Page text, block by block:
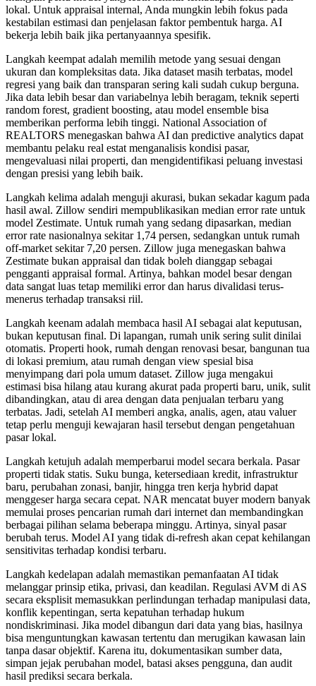
lokal. Untuk appraisal internal, Anda mungkin lebih fokus pada
kestabilan estimasi dan penjelasan faktor pembentuk harga. AI
bekerja lebih baik jika pertanyaannya spesifik.
Langkah keempat adalah memilih metode yang sesuai dengan
ukuran dan kompleksitas data. Jika dataset masih terbatas, model
regresi yang baik dan transparan sering kali sudah cukup berguna.
Jika data lebih besar dan variabelnya lebih beragam, teknik seperti
random forest, gradient boosting, atau model ensemble bisa
memberikan performa lebih tinggi. National Association of
REALTORS menegaskan bahwa AI dan predictive analytics dapat
membantu pelaku real estat menganalisis kondisi pasar,
mengevaluasi nilai properti, dan mengidentifikasi peluang investasi
dengan presisi yang lebih baik.
Langkah kelima adalah menguji akurasi, bukan sekadar kagum pada
hasil awal. Zillow sendiri mempublikasikan median error rate untuk
model Zestimate. Untuk rumah yang sedang dipasarkan, median
error rate nasionalnya sekitar 1,74 persen, sedangkan untuk rumah
off-market sekitar 7,20 persen. Zillow juga menegaskan bahwa
Zestimate bukan appraisal dan tidak boleh dianggap sebagai
pengganti appraisal formal. Artinya, bahkan model besar dengan
data sangat luas tetap memiliki error dan harus divalidasi terus-
menerus terhadap transaksi riil.
Langkah keenam adalah membaca hasil AI sebagai alat keputusan,
bukan keputusan final. Di lapangan, rumah unik sering sulit dinilai
otomatis. Properti hook, rumah dengan renovasi besar, bangunan tua
di lokasi premium, atau rumah dengan view spesial bisa
menyimpang dari pola umum dataset. Zillow juga mengakui
estimasi bisa hilang atau kurang akurat pada properti baru, unik, sulit
dibandingkan, atau di area dengan data penjualan terbaru yang
terbatas. Jadi, setelah AI memberi angka, analis, agen, atau valuer
tetap perlu menguji kewajaran hasil tersebut dengan pengetahuan
pasar lokal.
Langkah ketujuh adalah memperbarui model secara berkala. Pasar
properti tidak statis. Suku bunga, ketersediaan kredit, infrastruktur
baru, perubahan zonasi, banjir, hingga tren kerja hybrid dapat
menggeser harga secara cepat. NAR mencatat buyer modern banyak
memulai proses pencarian rumah dari internet dan membandingkan
berbagai pilihan selama beberapa minggu. Artinya, sinyal pasar
berubah terus. Model AI yang tidak di-refresh akan cepat kehilangan
sensitivitas terhadap kondisi terbaru.
Langkah kedelapan adalah memastikan pemanfaatan AI tidak
melanggar prinsip etika, privasi, dan keadilan. Regulasi AVM di AS
secara eksplisit memasukkan perlindungan terhadap manipulasi data,
konflik kepentingan, serta kepatuhan terhadap hukum
nondiskriminasi. Jika model dibangun dari data yang bias, hasilnya
bisa menguntungkan kawasan tertentu dan merugikan kawasan lain
tanpa dasar objektif. Karena itu, dokumentasikan sumber data,
simpan jejak perubahan model, batasi akses pengguna, dan audit
hasil prediksi secara berkala.